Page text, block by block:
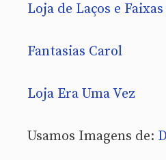
Loja de Laços e
Fantasias Carol
Loja Era Uma Vez
Usamos Imagens de: